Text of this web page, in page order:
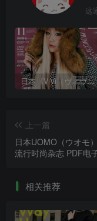
这
日本《ViVi（ヴィヴィ）》女性流行时尚杂志 PDF电子版【2025年·全年订阅】
上一篇
日本UOMO（ウオモ
流行时尚杂志 PDF电
相关推荐